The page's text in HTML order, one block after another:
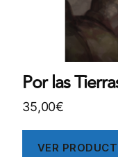
Por las
35,00€
VER